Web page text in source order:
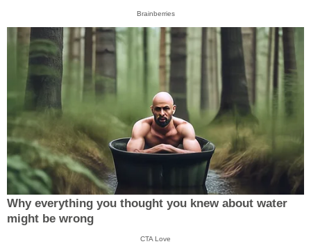
Brainberries
Why everything you thought you knew about water
might be wrong
CTA Love